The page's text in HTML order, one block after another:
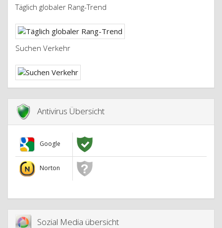
Täglich globaler Rang-Trend
Suchen Verkehr
Antivirus Übersicht
Google
Norton
Sozial Media übersicht